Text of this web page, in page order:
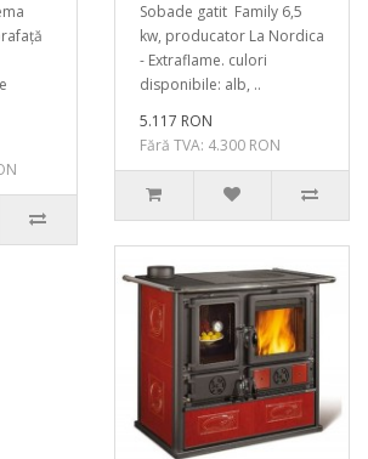
Sobade gatit Family 6,5
kw, producator La Nordica
- Extraflame. culori
disponibile: alb, ..
5.117 RON
Fără TVA: 4.300 RON